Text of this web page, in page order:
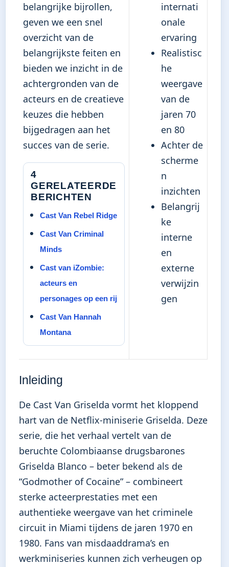
belangrijke bijrollen,
geven we een snel
overzicht van de
belangrijkste feiten en
bieden we inzicht in de
achtergronden van de
acteurs en de creatieve
keuzes die hebben
bijgedragen aan het
succes van de serie.
4
GERELATEERDE
BERICHTEN
Cast Van Rebel Ridge
Cast Van Criminal
Minds
Cast van iZombie:
acteurs en
personages op een rij
Cast Van Hannah
Montana
internati
onale
ervaring
Realistisc
he
weergave
van de
jaren 70
en 80
Achter de
scherme
n
inzichten
Belangrij
ke
interne
en
externe
verwijzin
gen
Inleiding
De Cast Van Griselda vormt het kloppend
hart van de Netflix-miniserie Griselda. Deze
serie, die het verhaal vertelt van de
beruchte Colombiaanse drugsbarones
Griselda Blanco – beter bekend als de
“Godmother of Cocaine” – combineert
sterke acteerprestaties met een
authentieke weergave van het criminele
circuit in Miami tijdens de jaren 1970 en
1980. Fans van misdaaddrama’s en
werkminiseries kunnen zich verheugen op